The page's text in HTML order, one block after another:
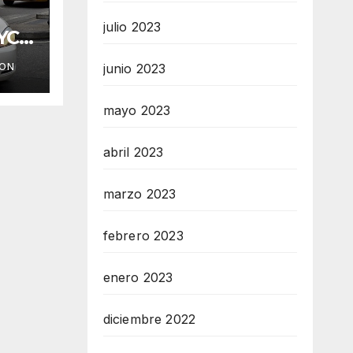
julio 2023
junio 2023
mayo 2023
abril 2023
marzo 2023
febrero 2023
enero 2023
diciembre 2022